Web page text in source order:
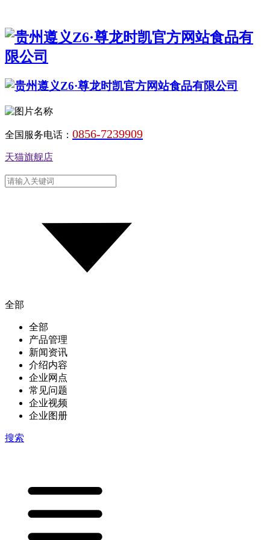
全国服务电话： 0856-7239909
天猫旗舰店
全部
全部
产品管理
新闻资讯
介绍内容
企业网点
常见问题
企业视频
企业图册
搜索